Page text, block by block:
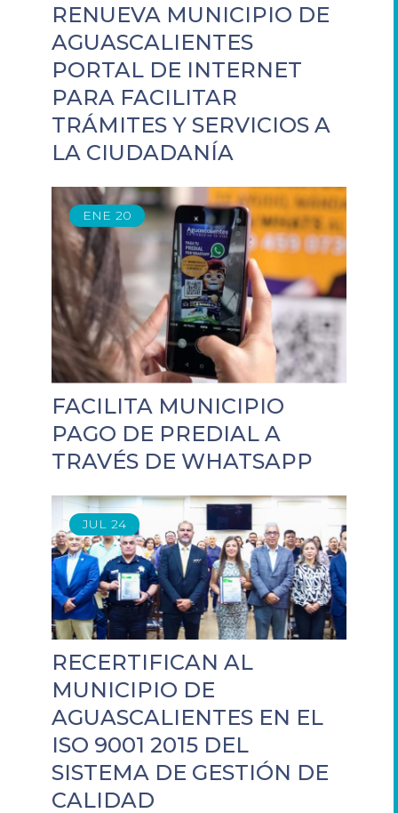
RENUEVA MUNICIPIO DE
AGUASCALIENTES
PORTAL DE INTERNET
PARA FACILITAR
TRÁMITES Y SERVICIOS A
LA CIUDADANÍA
ENE 20
FACILITA MUNICIPIO
PAGO DE PREDIAL A
TRAVÉS DE WHATSAPP
JUL 24
RECERTIFICAN AL
MUNICIPIO DE
AGUASCALIENTES EN EL
ISO 9001 2015 DEL
SISTEMA DE GESTIÓN DE
CALIDAD